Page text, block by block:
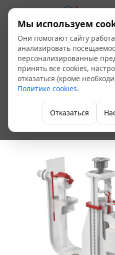
Арматура к
боковая
двойная
Alca Plast
Арматура для унитазов
Мы используем
Они помогают сайту
анализировать
персонализированные
принять все cookies,
отказаться (кроме
Политике cookies.
Отказаться